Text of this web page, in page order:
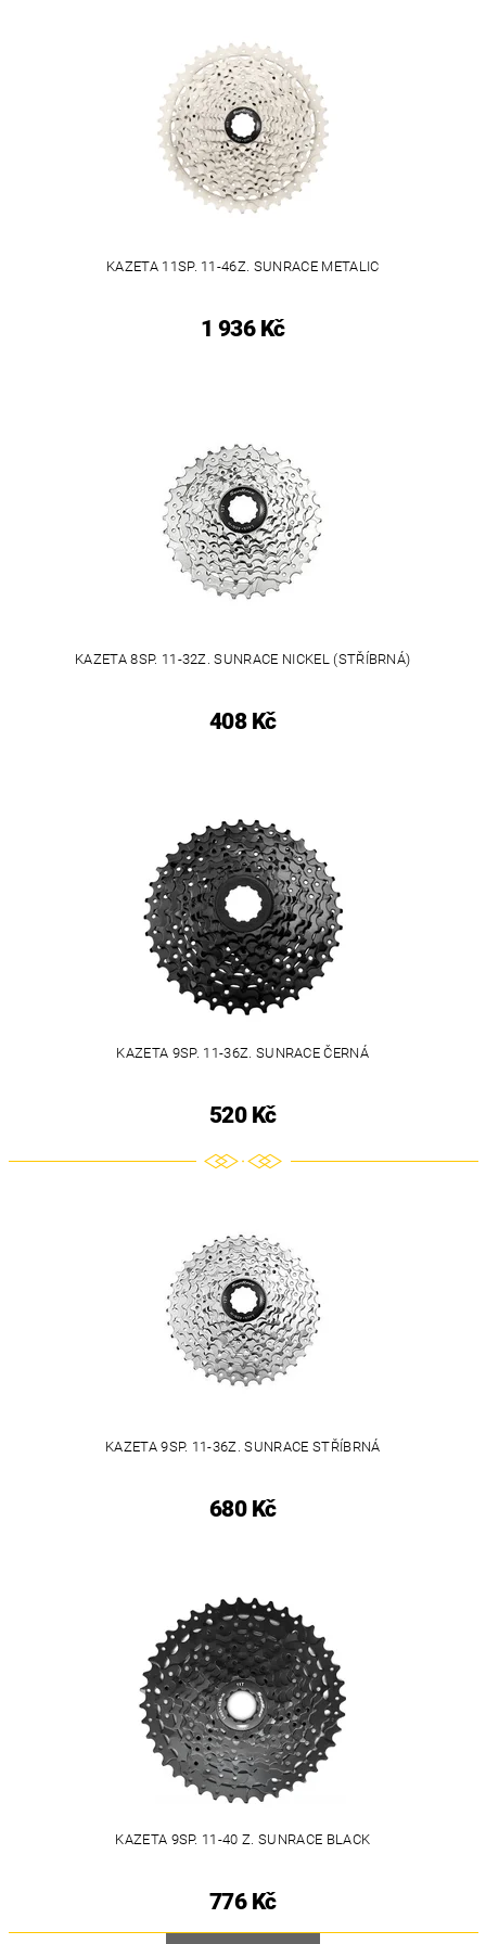
KAZETA 11SP. 11-46Z. SUNRACE METALIC
1 936 Kč
KAZETA 8SP. 11-32Z. SUNRACE NICKEL (STŘÍBRNÁ)
408 Kč
KAZETA 9SP. 11-36Z. SUNRACE ČERNÁ
520 Kč
KAZETA 9SP. 11-36Z. SUNRACE STŘÍBRNÁ
680 Kč
KAZETA 9SP. 11-40 Z. SUNRACE BLACK
776 Kč